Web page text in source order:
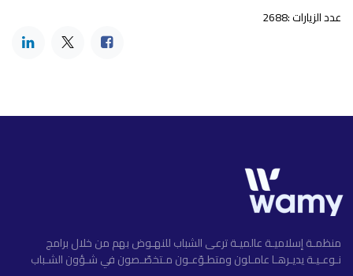
عدد الزيارات :2688
منظمـة إسلاميـة عالميـة ترعى الشباب للنهـوض بهم من خلال برامج
نـوعـيـة يديـرهـا عامـلون ومتطـوّعـون مـتخصّـصون في شـؤون الشـباب